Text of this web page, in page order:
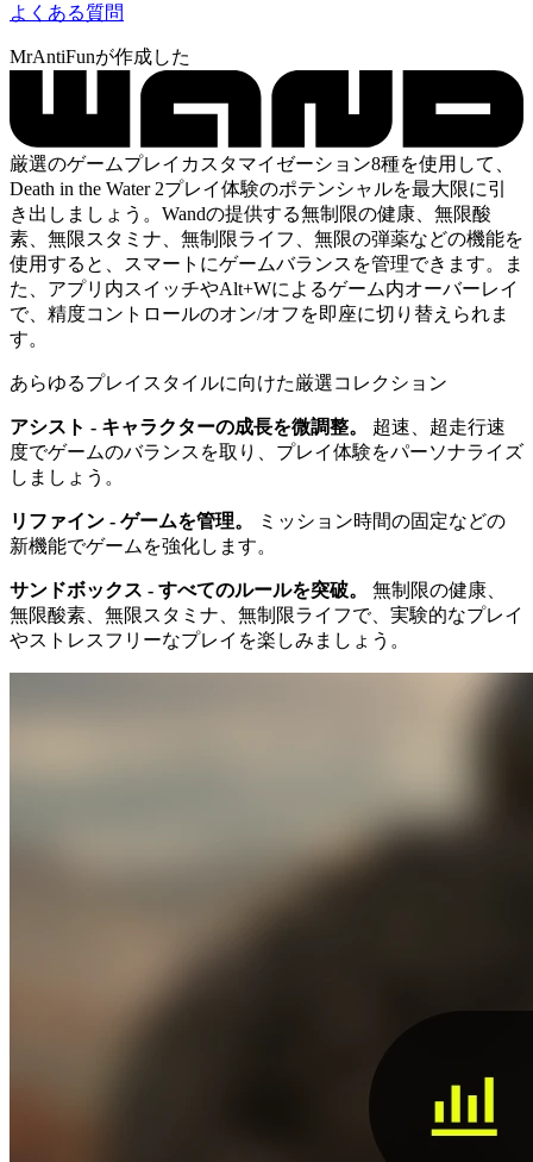
よくある質問
MrAntiFunが作成した
厳選のゲームプレイカスタマイゼーション8種を使用して、
Death in the Water 2プレイ体験のポテンシャルを最大限に引
き出しましょう。Wandの提供する無制限の健康、無限酸
素、無限スタミナ、無制限ライフ、無限の弾薬などの機能を
使用すると、スマートにゲームバランスを管理できます。ま
た、アプリ内スイッチやAlt+Wによるゲーム内オーバーレイ
で、精度コントロールのオン/オフを即座に切り替えられま
す。
あらゆるプレイスタイルに向けた厳選コレクション
アシスト - キャラクターの成長を微調整。
超速、超走行速
度でゲームのバランスを取り、プレイ体験をパーソナライズ
しましょう。
リファイン - ゲームを管理。
ミッション時間の固定などの
新機能でゲームを強化します。
サンドボックス - すべてのルールを突破。
無制限の健康、
無限酸素、無限スタミナ、無制限ライフで、実験的なプレイ
やストレスフリーなプレイを楽しみましょう。